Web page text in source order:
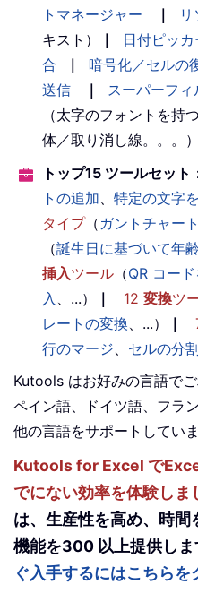
トマネージャー
｜
キスト）
｜ 日付ピッカ
合
｜ 暗号化／セルの
送信
｜ スーパーフィ
（太字のフォントを持
体／取り消し線。。。）
トップ15 ツールセット ：
トの追加、 特定の文字
タイプ（ ガントチャート
（誕生日に基づいて年
挿入ツール （QR コー
入 、...） ｜ 12 変換ツ
レートの変換、...） ｜
行のマージ、 セルの分割
Kutools はお好みの言語で
ペイン語、ドイツ語、フラ
他の言語をサポートしていま
Kutools for Excel で
でにない効率を体験しま
は、生産性を高め、時
機能を300 以上提供しま
ぐ入手するにはこちらを